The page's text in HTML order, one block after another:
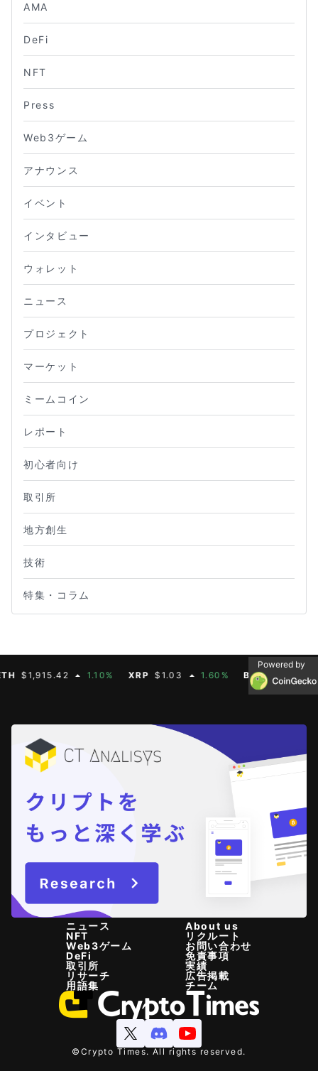
AMA
DeFi
NFT
Press
Web3ゲーム
アナウンス
イベント
インタビュー
ウォレット
ニュース
プロジェクト
マーケット
ミームコイン
レポート
初心者向け
取引所
地方創生
技術
特集・コラム
1.10% XRP $1.03 1.60% BNB $592.88
Powered by
ニュース
NFT
Web3ゲーム
DeFi
取引所
リサーチ
用語集
About us
リクルート
お問い合わせ
免責事項
実績
広告掲載
チーム
©Crypto Times. All rights reserved.